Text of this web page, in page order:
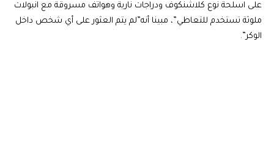
على اسلحة نوع كلاشنكوف ودراجات نارية وهواتف مسروقة مع انبولات
ملوثة تستخدم للتعاطي”، مبينا أنه”لم يتم العثور على أي شخص داخل
الوكر”.